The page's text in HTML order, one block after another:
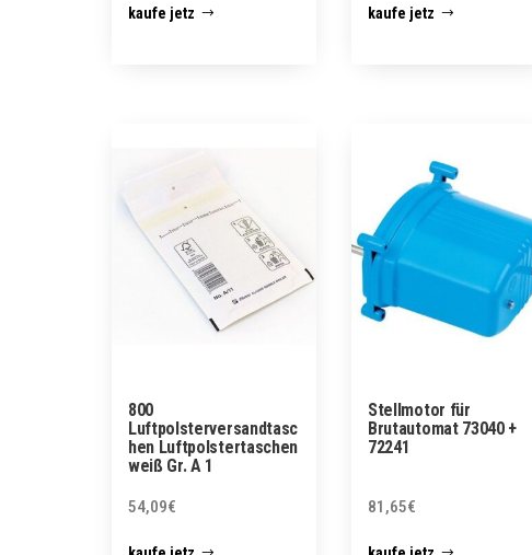
kaufe jetz kaufe jetz
800
Luftpolsterversandtasc
hen Luftpolstertaschen
weiß Gr. A 1
54,09€
Stellmotor für
Brutautomat 73040 +
72241
81,65€